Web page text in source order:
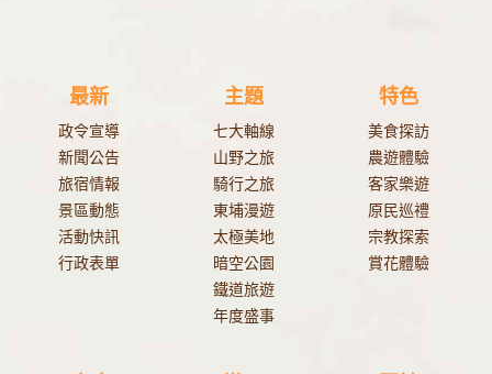
最新
政令宣導
新聞公告
旅宿情報
景區動態
活動快訊
行政表單
主題
七大軸線
山野之旅
騎行之旅
東埔漫遊
太極美地
暗空公園
鐵道旅遊
年度盛事
特色
美食探訪
農遊體驗
客家樂遊
原民巡禮
宗教探索
賞花體驗